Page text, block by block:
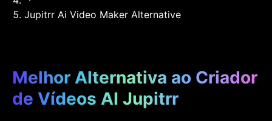
Jupitrr Ai Video Maker Alternative
Melhor Alternativa ao Criador
de Vídeos AI Jupitrr